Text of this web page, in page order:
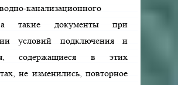
канализационного
такие документы при
условий подключения и
содержащиеся в этих
не изменились, повторное